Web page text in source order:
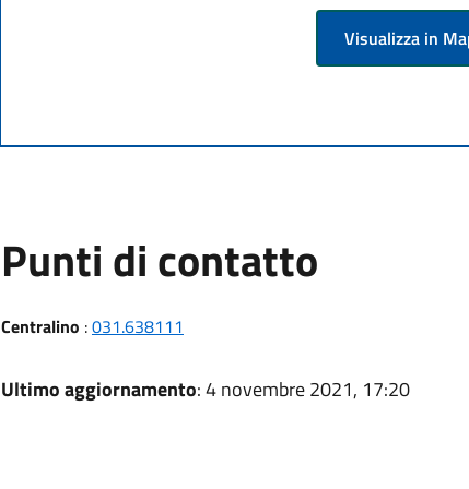
Visualizza in
Punti di contatto
Centralino :031.638111
Ultimo aggiornamento: 4 novembre 2021, 17:20